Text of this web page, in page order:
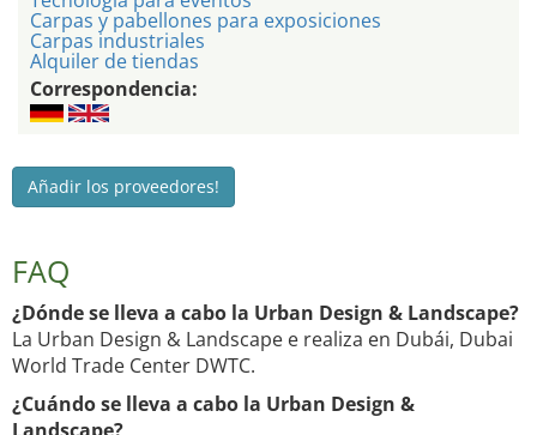
Carpas y pabellones para exposiciones
Carpas industriales
Alquiler de tiendas
Correspondencia:
Añadir los proveedores!
FAQ
¿Dónde se lleva a cabo la Urban Design & Landscape?
La Urban Design & Landscape e realiza en Dubái, Dubai
World Trade Center DWTC.
¿Cuándo se lleva a cabo la Urban Design &